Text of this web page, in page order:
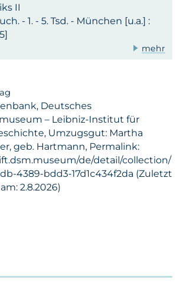
II
- 1. - 5. Tsd. - München [u.a.] :
mehr
Deutsches
– Leibniz-Institut für
Umzugsgut: Martha
geb. Hartmann, Permalink:
de/detail/collection/
4389-bdd3-17d1c434f2da (Zuletzt
2.8.2026)